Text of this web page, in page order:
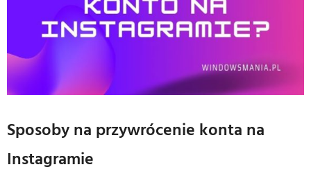
Sposoby na przywrócenie konta na
Instagramie